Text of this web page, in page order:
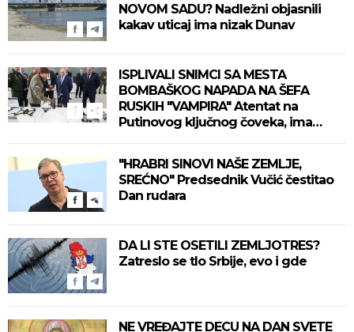
NOVOM SADU? Nadležni objasnili
kakav uticaj ima nizak Dunav
ISPLIVALI SNIMCI SA MESTA
BOMBAŠKOG NAPADA NA ŠEFA
RUSKIH "VAMPIRA" Atentat na
Putinovog ključnog čoveka, ima
"HRABRI SINOVI NAŠE ZEMLJE,
SREĆNO" Predsednik Vučić čestitao
Dan rudara
DA LI STE OSETILI ZEMLJOTRES?
Zatreslo se tlo Srbije, evo i gde
NE VREĐAJTE DECU NA DAN SVETE